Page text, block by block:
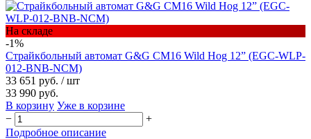
На складе
-1%
Страйкбольный автомат G&G CM16 Wild Hog 12” (EGC-WLP-
012-BNB-NCM)
33 651 руб. / шт
33 990 руб.
В корзину Уже в корзине
−
+
Подробное описание